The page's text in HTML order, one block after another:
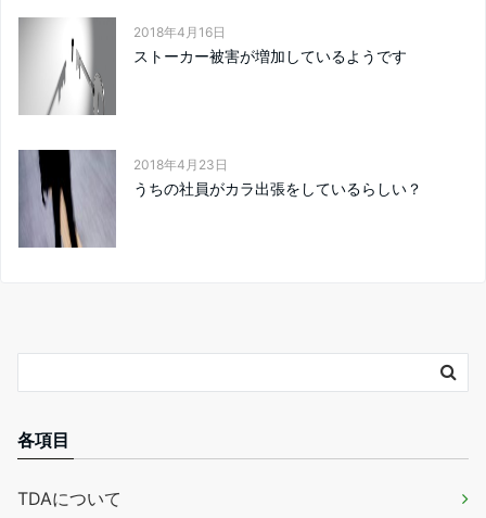
2018年4月16日
ストーカー被害が増加しているようです
2018年4月23日
うちの社員がカラ出張をしているらしい？
各項目
TDAについて